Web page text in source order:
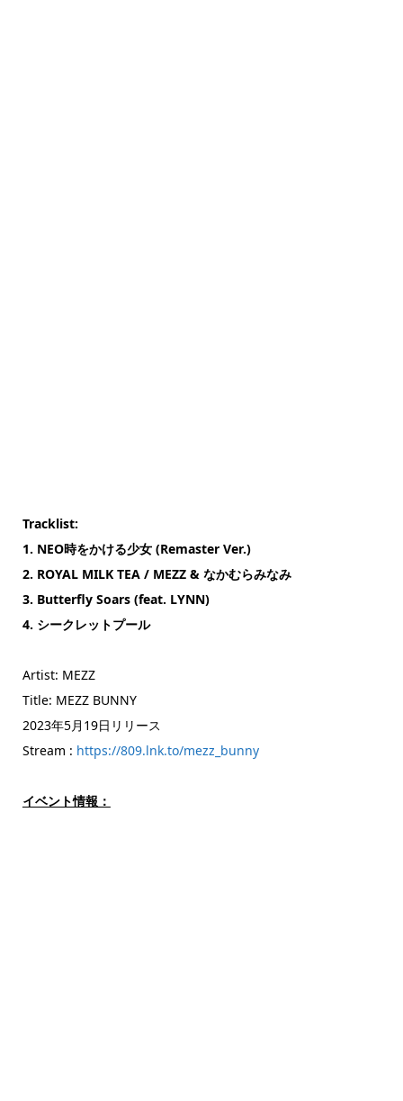
Tracklist:
1. NEO時をかける少女 (Remaster Ver.)
2. ROYAL MILK TEA / MEZZ & なかむらみなみ
3. Butterfly Soars (feat. LYNN)
4. シークレットプール
Artist: MEZZ
Title: MEZZ BUNNY
2023年5月19日リリース
Stream : https://809.lnk.to/mezz_bunny
イベント情報：